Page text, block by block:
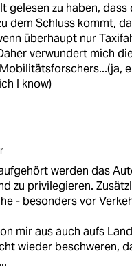
gelesen zu haben, dass
dem Schluss kommt,
überhaupt nur
verwundert mich
I know)
werden das
zu privilegieren.
- besonders vor
mir aus auch aufs
wieder beschweren,